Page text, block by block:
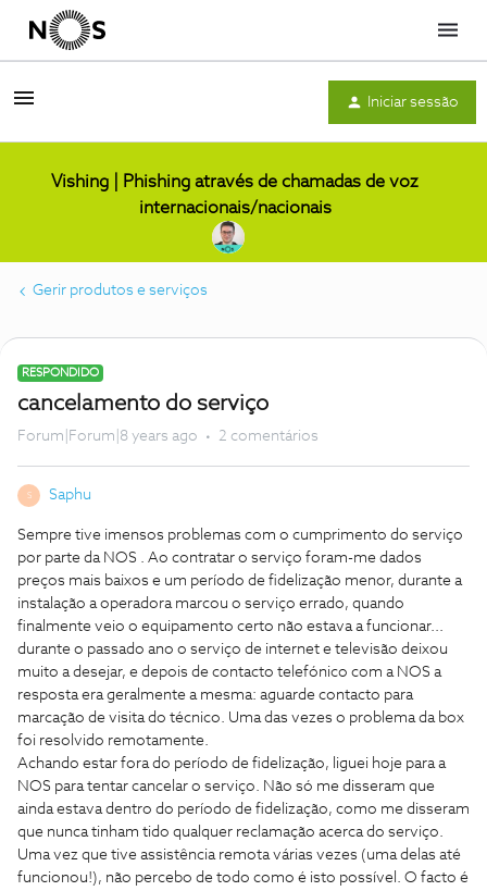
Menu
Iniciar sessão
Vishing | Phishing através de chamadas de voz
internacionais/nacionais
Gerir produtos e serviços
RESPONDIDO
cancelamento do serviço
Forum|Forum|8 years ago 2 comentários
S Saphu
Sempre tive imensos problemas com o cumprimento do serviço
por parte da NOS . Ao contratar o serviço foram-me dados
preços mais baixos e um período de fidelização menor, durante a
instalação a operadora marcou o serviço errado, quando
finalmente veio o equipamento certo não estava a funcionar...
durante o passado ano o serviço de internet e televisão deixou
muito a desejar, e depois de contacto telefónico com a NOS a
resposta era geralmente a mesma: aguarde contacto para
marcação de visita do técnico. Uma das vezes o problema da box
foi resolvido remotamente.
Achando estar fora do período de fidelização, liguei hoje para a
NOS para tentar cancelar o serviço. Não só me disseram que
ainda estava dentro do período de fidelização, como me disseram
que nunca tinham tido qualquer reclamação acerca do serviço.
Uma vez que tive assistência remota várias vezes (uma delas até
funcionou!), não percebo de todo como é isto possível. O facto é